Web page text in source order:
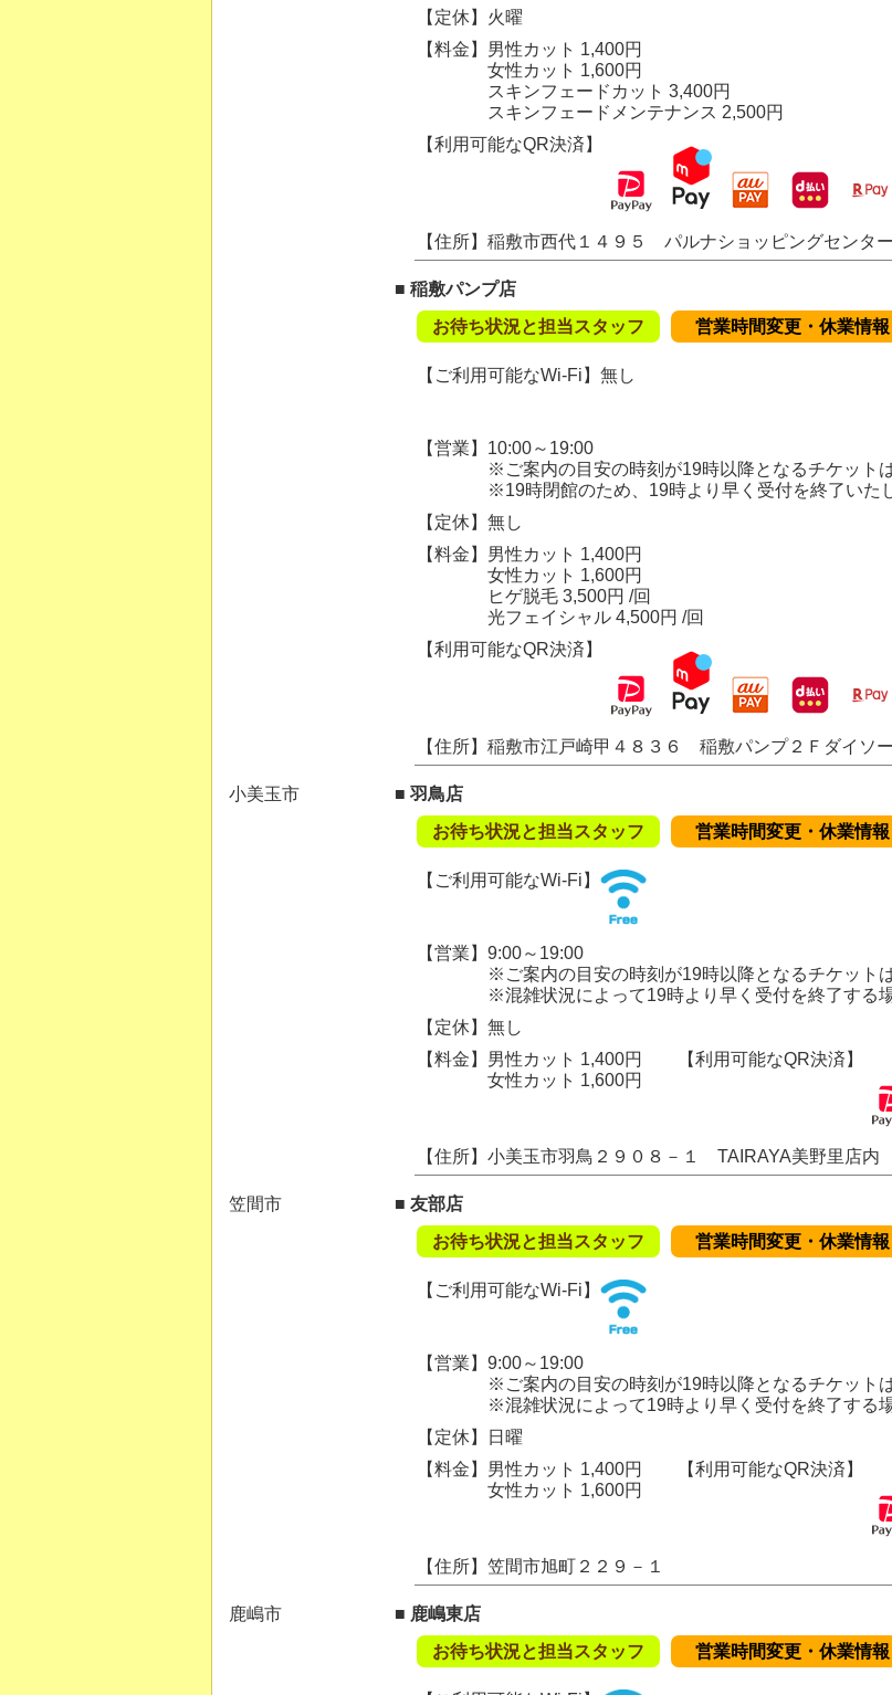
【定休】火曜
【料金】男性カット 1,400円
女性カット 1,600円
スキンフェードカット 3,400円
スキンフェードメンテナンス 2,500円
【利用可能なQR決済】
【住所】稲敷市西代１４９５ パルナショッピングセンタ
■ 稲敷パンプ店
お待ち状況と担当スタッフ
営業時間変更・休業情報
【ご利用可能なWi-Fi】 無し
【営業】10:00～19:00
※ご案内の目安の時刻が19時以降となるチケットは
※19時閉館のため、19時より早く受付を終了いたし
【定休】無し
【料金】男性カット 1,400円
女性カット 1,600円
ヒゲ脱毛 3,500円 /回
光フェイシャル 4,500円 /回
【利用可能なQR決済】
【住所】稲敷市江戸崎甲４８３６ 稲敷パンプ２Ｆダイソ
小美玉市
■ 羽鳥店
お待ち状況と担当スタッフ
営業時間変更・休業情報
【ご利用可能なWi-Fi】
【営業】9:00～19:00
※ご案内の目安の時刻が19時以降となるチケットは
※混雑状況によって19時より早く受付を終了する場
【定休】無し
【料金】男性カット 1,400円
女性カット 1,600円
【利用可能なQR決済】
【住所】小美玉市羽鳥２９０８－１ TAIRAYA美野里店内
笠間市
■ 友部店
お待ち状況と担当スタッフ
営業時間変更・休業情報
【ご利用可能なWi-Fi】
【営業】9:00～19:00
※ご案内の目安の時刻が19時以降となるチケットは
※混雑状況によって19時より早く受付を終了する場
【定休】日曜
【料金】男性カット 1,400円
女性カット 1,600円
【利用可能なQR決済】
【住所】笠間市旭町２２９－１
鹿嶋市
■ 鹿嶋東店
お待ち状況と担当スタッフ
営業時間変更・休業情報